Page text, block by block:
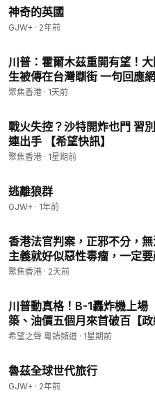
神奇的英國
GJW+ · 2年前
川普：霍爾木茲重開有望！
生被傳在台灣瞓街 一句回應
聚焦香港 · 1天前
戰火失控？沙特開炸也門 習
連出手 【希望快訊】
聚焦香港 · 1星期前
逃離狼群
GJW+ · 1年前
香港法官判案，正邪不分，
主義就好似惡性毒瘤，一定要
聚焦香港 · 2天前
川普動真格！B-1轟炸機上
築、油價五個月來首破百【政
希望之聲 粵語頻道 · 1星期前
魯茲全球世代旅行
GJW+ · 2年前